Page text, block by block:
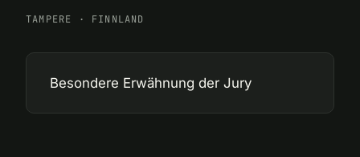
TAMPERE · FINNLAND
Besondere Erwähnung der Jury